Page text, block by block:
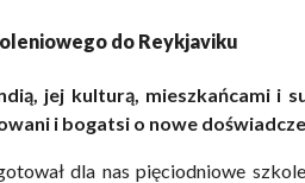
do Reykjaviku
jej kulturą, mieszkańcami i
i bogatsi o nowe
dla nas pięciodniowe